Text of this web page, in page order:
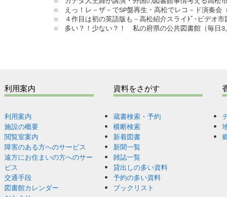
○　えっ！レ－ザ－でSP盤再生・高松でレコ－ド演奏会
○　４作目は初の英語版も－高松紹介スライﾄﾞ･ビデオ市
○　多い？！少ない？！　私の府県の公共図書館（毎日3
利用案内
利用案内
施設の概要
閲覧室案内
障害のある方へのサービス
遠方にお住まいの方へのサー
ビス
交通手段
図書館カレンダー
資料をさがす
蔵書検索・予約
横断検索
新着図書
新聞一覧
雑誌一覧
貸出しの多い資料
予約の多い資料
ブックリスト